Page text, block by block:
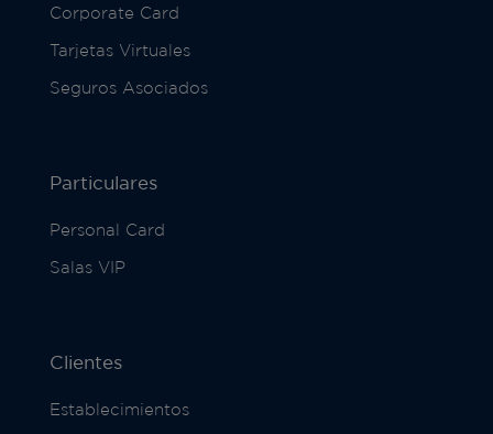
Corporate Card
Tarjetas Virtuales
Seguros Asociados
Particulares
Personal Card
Salas VIP
Clientes
Establecimientos